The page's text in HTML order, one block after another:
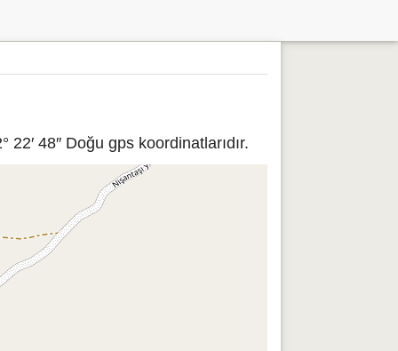
48″ Doğu gps koordinatlarıdır.